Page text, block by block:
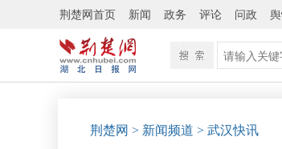
荆楚网首页 新闻 政务 评论 问政
荆楚网 > 新闻频道 > 武汉快讯